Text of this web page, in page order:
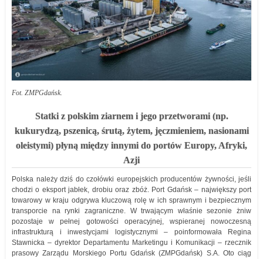
Fot. ZMPGdańsk.
Statki z polskim ziarnem i jego przetworami(np.
kukurydzą, pszenicą, śrutą, żytem, jęczmieniem, nasionami
oleistymi) płyną między innymi do portów Europy, Afryki,
Azji
Polska należy dziś do czołówki europejskich producentów żywności, jeśli
chodzi o eksport jabłek, drobiu oraz zbóż. Port Gdańsk – największy port
towarowy w kraju odgrywa kluczową rolę w ich sprawnym i bezpiecznym
transporcie na rynki zagraniczne. W trwającym właśnie sezonie żniw
pozostaje w pełnej gotowości operacyjnej, wspieranej nowoczesną
infrastrukturą i inwestycjami logistycznymi – poinformowała Regina
Stawnicka – dyrektor Departamentu Marketingu i Komunikacji – rzecznik
prasowy Zarządu Morskiego Portu Gdańsk (ZMPGdańsk) S.A. Oto ciąg